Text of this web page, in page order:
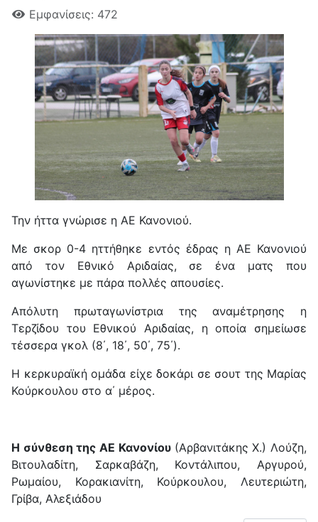
Εμφανίσεις: 472
Την ήττα γνώρισε η ΑΕ Κανονιού.
Με σκορ 0-4 ηττήθηκε εντός έδρας η ΑΕ Κανονιού
από τον Εθνικό Αριδαίας, σε ένα ματς που
αγωνίστηκε με πάρα πολλές απουσίες.
Απόλυτη πρωταγωνίστρια της αναμέτρησης η
Τερζίδου του Εθνικού Αριδαίας, η οποία σημείωσε
τέσσερα γκολ (8΄, 18΄, 50΄, 75΄).
Η κερκυραϊκή ομάδα είχε δοκάρι σε σουτ της Μαρίας
Κούρκουλου στο α΄ μέρος.
Η σύνθεση της ΑΕ Κανονίου (Αρβανιτάκης Χ.) Λούζη,
Βιτουλαδίτη, Σαρκαβάζη, Κοντάλιπου, Αργυρού,
Ρωμαίου, Κορακιανίτη, Κούρκουλου, Λευτεριώτη,
Γρίβα, Αλεξιάδου